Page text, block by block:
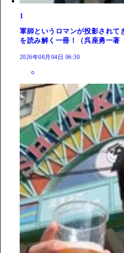
1
軍師というロマンが投影されて
を読み解く一冊！（呉座勇一著
2026年08月04日 06:30